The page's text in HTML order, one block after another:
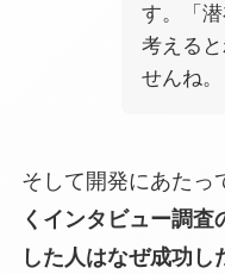
す。「
考える
せんね。
そして開発にあたっ
くインタビュー調査
した人はなぜ成功し